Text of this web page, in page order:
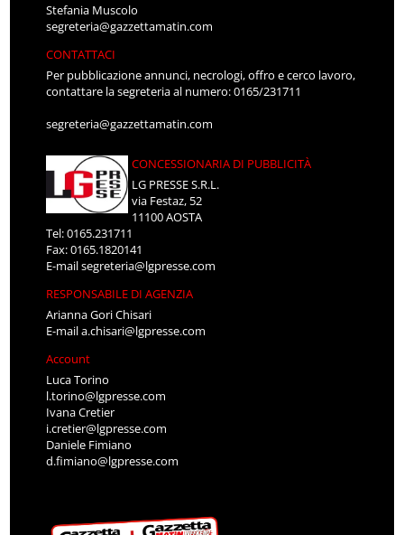
Stefania Muscolo
segreteria@gazzettamatin.com
CONTATTACI
Per pubblicazione annunci, necrologi, offro e cerco lavoro,
contattare la segreteria al numero: 0165/231711
segreteria@gazzettamatin.com
CONCESSIONARIA DI PUBBLICITÀ
LG PRESSE S.R.L.
via Festaz, 52
11100 AOSTA
Tel: 0165.231711
Fax: 0165.1820141
E-mailsegreteria@lgpresse.com
RESPONSABILE DI AGENZIA
Arianna Gori Chisari
E-maila.chisari@lgpresse.com
Account
Luca Torino
l.torino@lgpresse.com
Ivana Cretier
i.cretier@lgpresse.com
Daniele Fimiano
d.fimiano@lgpresse.com